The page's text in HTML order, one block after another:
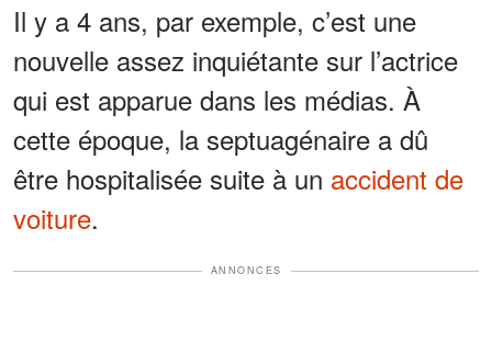
Il y a 4 ans, par exemple, c’est une
nouvelle assez inquiétante sur l’actrice
qui est apparue dans les médias. À
cette époque, la septuagénaire a dû
être hospitalisée suite à un accident de
voiture.
ANNONCES